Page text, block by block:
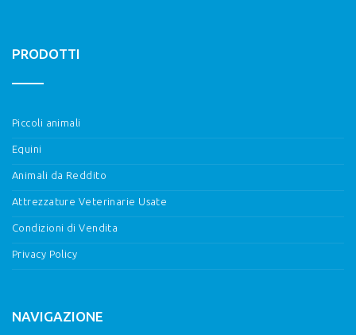
PRODOTTI
Piccoli animali
Equini
Animali da Reddito
Attrezzature Veterinarie Usate
Condizioni di Vendita
Privacy Policy
NAVIGAZIONE